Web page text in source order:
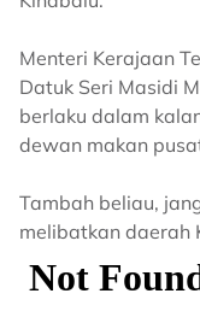
Menteri Kerajaan
Datuk Seri Masidi
berlaku dalam
dewan makan
Tambah beliau,
melibatkan daerah